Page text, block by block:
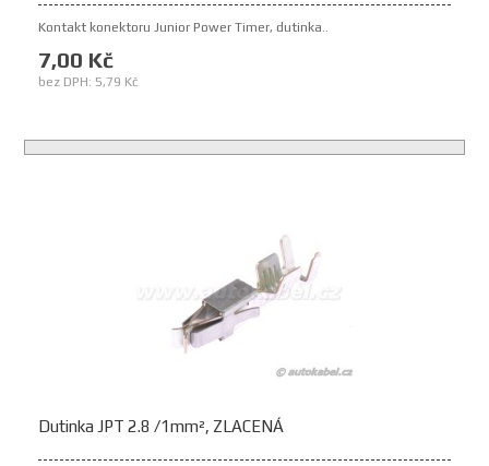
Kontakt konektoru Junior Power Timer, dutinka..
7,00 Kč
bez DPH: 5,79 Kč
Dutinka JPT 2.8 /1mm², ZLACENÁ